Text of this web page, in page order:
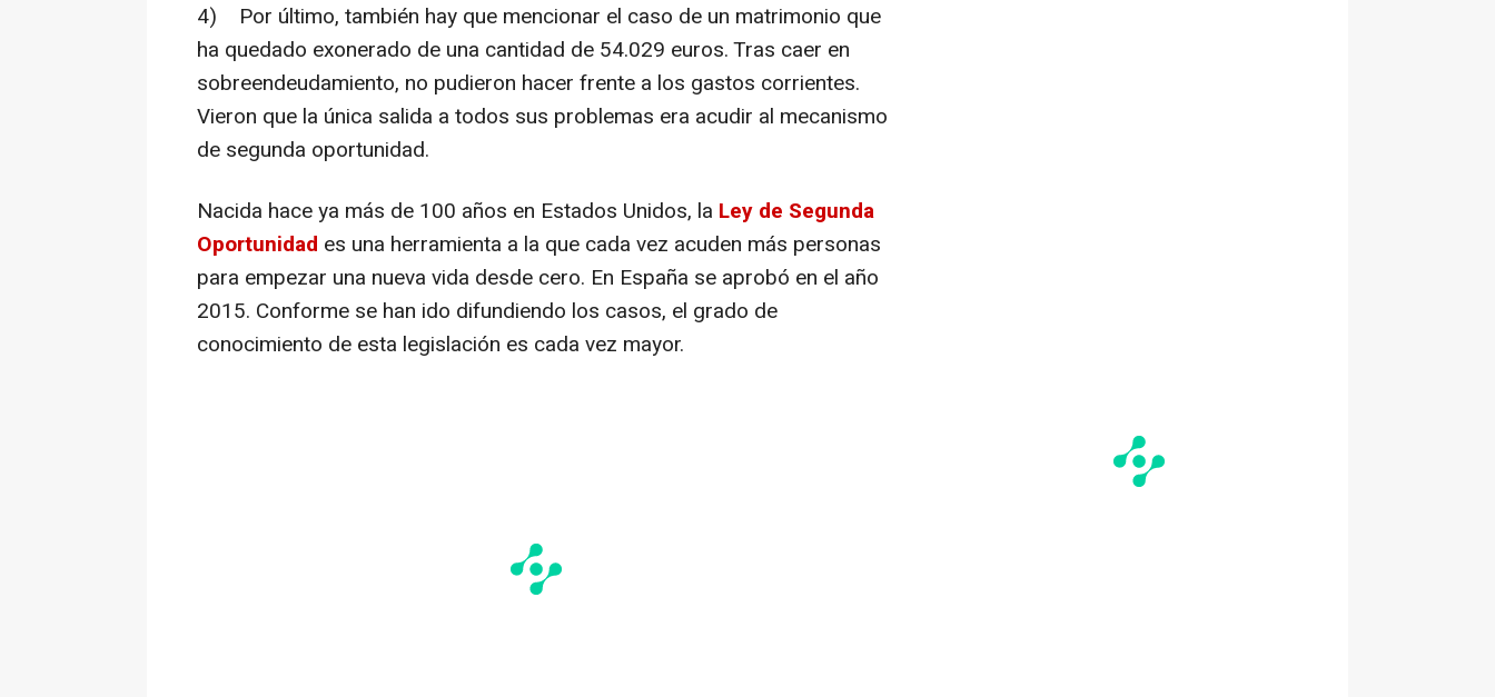
4) Por último, también hay que mencionar el caso de un matrimonio que
ha quedado exonerado de una cantidad de 54.029 euros. Tras caer en
sobreendeudamiento, no pudieron hacer frente a los gastos corrientes.
Vieron que la única salida a todos sus problemas era acudir al mecanismo
de segunda oportunidad.
Nacida hace ya más de 100 años en Estados Unidos, la Ley de Segunda
Oportunidad es una herramienta a la que cada vez acuden más personas
para empezar una nueva vida desde cero. En España se aprobó en el año
2015. Conforme se han ido difundiendo los casos, el grado de
conocimiento de esta legislación es cada vez mayor.